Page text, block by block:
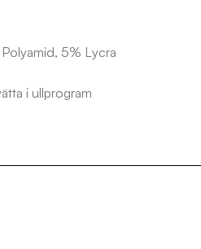
5% Lycra
i ullprogram